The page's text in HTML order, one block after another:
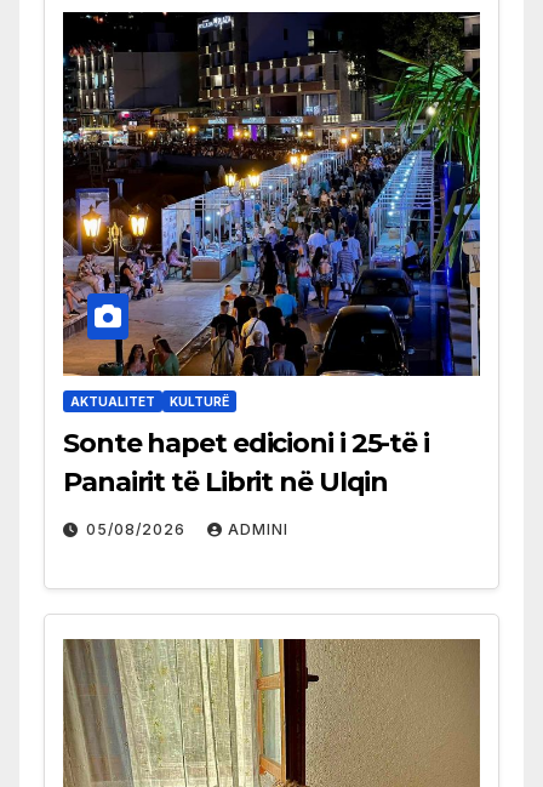
AKTUALITET KULTURË
Sonte hapet edicioni i 25-të i
Panairit të Librit në Ulqin
05/08/2026 ADMINI